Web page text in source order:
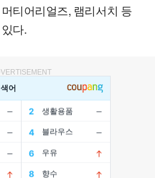
티어리얼즈, 램리서치 등
다.